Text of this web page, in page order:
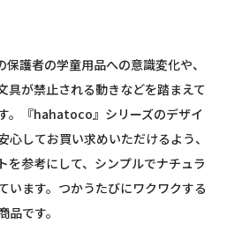
保護者の学童用品への意識変化や、
具が禁止される動きなどを踏まえて
。『hahatoco』シリーズのデザイ
心してお買い求めいただけるよう、
を参考にして、シンプルでナチュラ
います。つかうたびにワクワクする
です。